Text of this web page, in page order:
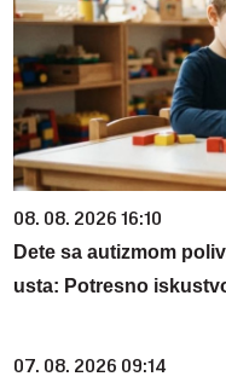
08. 08. 2026 16:10
Dete sa autizmom
usta: Potresno
07. 08. 2026 09:14